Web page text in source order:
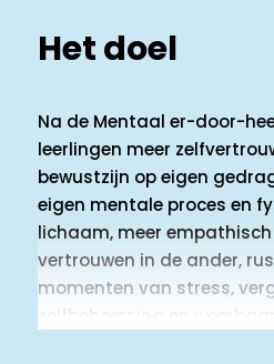
Het doel
Na de Mentaal er-door-
leerlingen meer
bewustzijn op eigen
eigen mentale proces en
lichaam, meer
vertrouwen in de ander,
momenten van stress,
zelfbeheersing en